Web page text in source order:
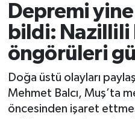
Depremi
bildi: Nazillili
öngörüleri
Doğa üstü olayları
Mehmet Balcı, Muş’ta
öncesinden işaret
Siyaset
Ekonomi
Yaşam
Eğitim
Aydin Namaz Vakitleri
Aydın Trafik
Süper Lig Puan
Tüm Manşetler